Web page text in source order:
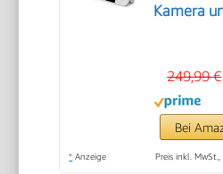
Kamera
Schrei-
DEKRA
249,99 €
Bei
* Anzeige Preis inkl.